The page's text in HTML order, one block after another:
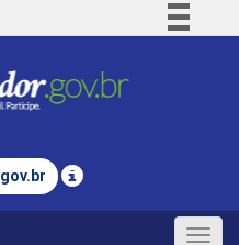
Comunica BR
Legislação
gov.br
Toggle